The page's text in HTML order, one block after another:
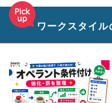
ワークスタイル